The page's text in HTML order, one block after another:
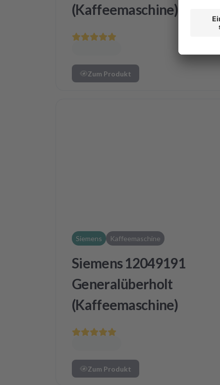
(Kaffeemaschine)
Zum Produkt
Siemens Kaffeemaschine
Siemens 12049191
Generalüberholt
(Kaffeemaschine)
Zum Produkt